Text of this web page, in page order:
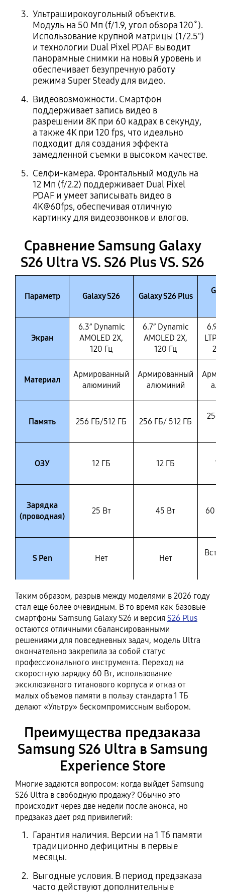
Ультраширокоугольный объектив.
Модуль на 50 Мп (f/1.9, угол обзора 120˚).
Использование крупной матрицы (1/2.5")
и технологии Dual Pixel PDAF выводит
панорамные снимки на новый уровень и
обеспечивает безупречную работу
режима Super Steady для видео.
Видеовозможности. Смартфон
поддерживает запись видео в
разрешении 8K при 60 кадрах в секунду,
а также 4K при 120 fps, что идеально
подходит для создания эффекта
замедленной съемки в высоком качестве.
Селфи-камера. Фронтальный модуль на
12 Мп (f/2.2) поддерживает Dual Pixel
PDAF и умеет записывать видео в
4K@60fps, обеспечивая отличную
картинку для видеозвонков и влогов.
Сравнение Samsung Galaxy
S26 Ultra VS. S26 Plus VS. S26
Параметр Galaxy S26 Galaxy S26 Plus
Экран
6.3” Dynamic
AMOLED 2X,
120 Гц
6.7” Dynamic
AMOLED 2X,
120 Гц
6.9”
2X,
Материал
Армированный
алюминий
Армированный
алюминий
Память 256 ГБ/512 ГБ 256 ГБ/ 512 ГБ
256/
ОЗУ 12 ГБ 12 ГБ
Зарядка
(проводная)
25 Вт 45 Вт 60
S Pen Нет Нет
Таким образом, разрыв между моделями в 2026 году
стал еще более очевидным. В то время как базовые
смартфоны Samsung Galaxy S26 и версия S26 Plus
остаются отличными сбалансированными
решениями для повседневных задач, модель Ultra
окончательно закрепила за собой статус
профессионального инструмента. Переход на
скоростную зарядку 60 Вт, использование
эксклюзивного титанового корпуса и отказ от
малых объемов памяти в пользу стандарта 1 ТБ
делают «Ультру» бескомпромиссным выбором.
Преимущества предзаказа
Samsung S26 Ultra в Samsung
Experience Store
Многие задаются вопросом: когда выйдет Samsung
S26 Ultra в свободную продажу? Обычно это
происходит через две недели после анонса, но
предзаказ дает ряд привилегий:
Гарантия наличия. Версии на 1 Тб памяти
традиционно дефицитны в первые
месяцы.
Выгодные условия. В период предзаказа
часто действуют дополнительные